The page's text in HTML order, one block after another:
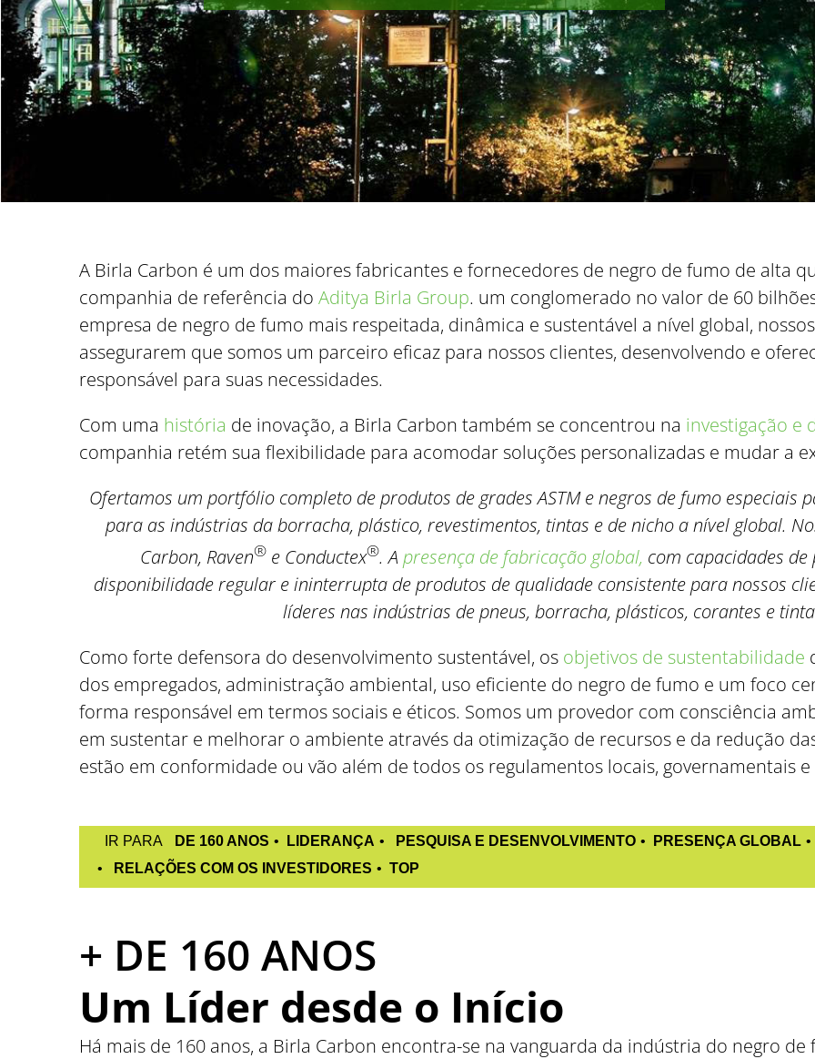
A Birla Carbon é um dos maiores fabricantes e fornecedores de negro de fumo de alta
companhia de referência do Aditya Birla Group. um conglomerado no valor de 60
empresa de negro de fumo mais respeitada, dinâmica e sustentável a nível global,
assegurarem que somos um parceiro eficaz para nossos clientes, desenvolvendo e
responsável para suas necessidades.
Com uma história de inovação, a Birla Carbon também se concentrou na investigação e
companhia retém sua flexibilidade para acomodar soluções personalizadas e mudar a
Ofertamos um portfólio completo de produtos de grades ASTM e negros de fumo especiais
para as indústrias da borracha, plástico, revestimentos, tintas e de nicho a nível global.
Carbon, Raven®e Conductex®. A presença de fabricação global, com capacidades
disponibilidade regular e ininterrupta de produtos de qualidade consistente para nossos
líderes nas indústrias de pneus, borracha, plásticos, corantes e
Como forte defensora do desenvolvimento sustentável, os objetivos de sustentabilidade
dos empregados, administração ambiental, uso eficiente do negro de fumo e um foco
forma responsável em termos sociais e éticos. Somos um provedor com consciência
em sustentar e melhorar o ambiente através da otimização de recursos e da redução
estão em conformidade ou vão além de todos os regulamentos locais, governamentais
IR PARA DE 160 ANOS LIDERANÇA PESQUISA E DESENVOLVIMENTO PRESENÇA GLOBAL
RELAÇÕES COM OS INVESTIDORES
TOP
+ DE 160 ANOS
Um Líder desde o Início
Há mais de 160 anos, a Birla Carbon encontra-se na vanguarda da indústria do negro